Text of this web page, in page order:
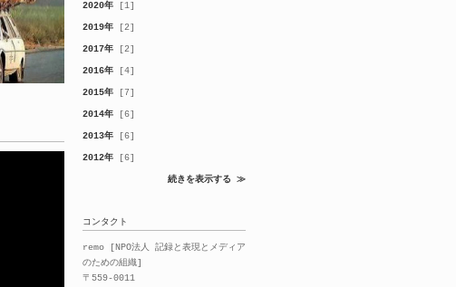
2020年 [1]
2019年 [2]
2017年 [2]
2016年 [4]
2015年 [7]
2014年 [6]
2013年 [6]
2012年 [6]
続きを表示する ≫
コンタクト
remo [NPO法人
記録と表現とメディア
のための組織]
〒559-0011